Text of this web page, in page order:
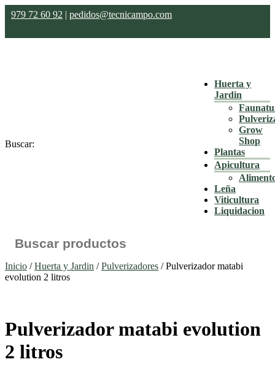
979 72 60 92 | pedidos@tecnicampo.com
Huerta y
Jardin
Grow
Shop
Plantas
Apicultura
Leña
Viticultura
Liquidacion
Buscar:
Inicio /Huerta y Jardin /Pulverizadores / Pulverizador matabi
evolution 2 litros
Pulverizador matabi evolution
2 litros